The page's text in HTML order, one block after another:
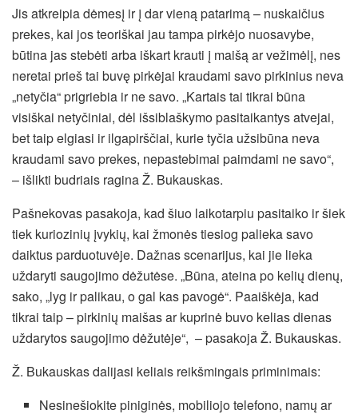
Jis atkreipia dėmesį ir į dar vieną patarimą – nuskaičius
prekes, kai jos teoriškai jau tampa pirkėjo nuosavybe,
būtina jas stebėti arba iškart krauti į maišą ar vežimėlį, nes
neretai prieš tai buvę pirkėjai kraudami savo pirkinius neva
„netyčia“ prigriebia ir ne savo. „Kartais tai tikrai būna
visiškai netyčiniai, dėl išsiblaškymo pasitaikantys atvejai,
bet taip elgiasi ir ilgapirščiai, kurie tyčia užsibūna neva
kraudami savo prekes, nepastebimai paimdami ne savo“,
– išlikti budriais ragina Ž. Bukauskas.
Pašnekovas pasakoja, kad šiuo laikotarpiu pasitaiko ir šiek
tiek kuriozinių įvykių, kai žmonės tiesiog palieka savo
daiktus parduotuvėje. Dažnas scenarijus, kai jie lieka
uždaryti saugojimo dėžutėse. „Būna, ateina po kelių dienų,
sako, „lyg ir palikau, o gal kas pavogė“. Paaiškėja, kad
tikrai taip – pirkinių maišas ar kuprinė buvo kelias dienas
uždarytos saugojimo dėžutėje“, – pasakoja Ž. Bukauskas.
Ž. Bukauskas dalijasi keliais reikšmingais priminimais:
Nesinešiokite piniginės, mobiliojo telefono, namų ar